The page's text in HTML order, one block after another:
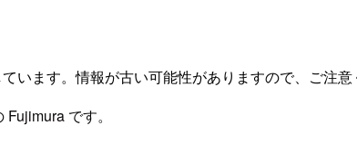
います。情報が古い可能性がありますので、ご注意
です。